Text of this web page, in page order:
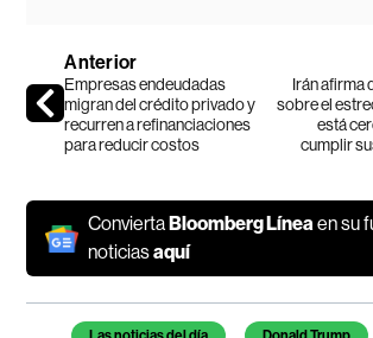
Anterior
Empresas endeudadas
migran del crédito privado y
recurren a refinanciaciones
para reducir costos
Irán afirma
sobre el
está
cumplir
Convierta Bloomberg Líneaen su
noticiasaquí
Temas de este artículo